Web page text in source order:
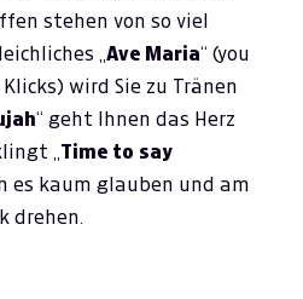
stehen von so viel
„ Ave Maria“ (you
wird Sie zu Tränen
“ geht Ihnen das Herz
„ Time to say
es kaum glauben und am
drehen.